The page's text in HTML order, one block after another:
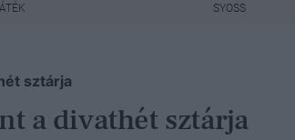
SYOSS
sztárja
a divathét sztárja